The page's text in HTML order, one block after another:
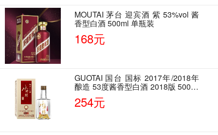
MOUTAI 茅台 迎宾酒 紫 53%vol 酱
香型白酒 500ml 单瓶装
168元
GUOTAI 国台 国标 2017年/2018年
酿造 53度酱香型白酒 2018版 500ml
单瓶装
254元